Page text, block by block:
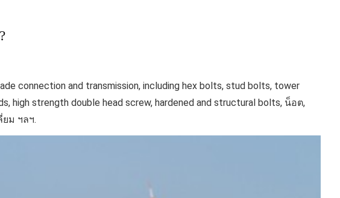
connection and transmission, including hex bolts, stud bolts, tower
high strength double head screw, hardened and structural bolts, น็อต,
ม ฯลฯ.